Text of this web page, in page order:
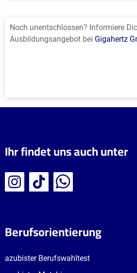
Noch unentschlossen? Informiere
Ausbildungsangebot bei Gigahertz
Ihr findet uns auch unter
Berufsorientierung
azubister Berufswahltest